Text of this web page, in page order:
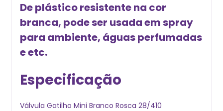
De plástico resistente na cor
branca, pode ser usada em spray
para ambiente, águas perfumadas
e etc.
Especificação
Válvula Gatilho Mini Branco Rosca 28/410